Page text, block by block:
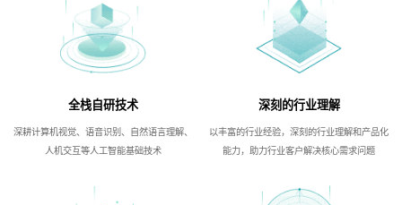
全栈自研技术
深耕计算机视觉、语音识别、自然语言理解、
人机交互等人工智能基础技术
深刻的行业理解
以丰富的行业经验，深刻的行业理解和产品化
能力，助力行业客户解决核心需求问题